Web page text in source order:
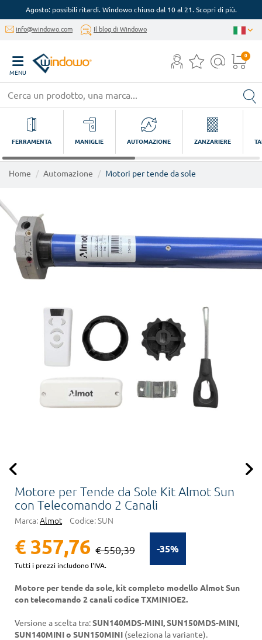
Agosto: possibili ritardi. Windowo chiuso dal 10 al 21. Scopri di più.
info@windowo.com Il blog di Windowo
MENU
0
FERRAMENTA MANIGLIE AUTOMAZIONE ZANZARIERE
Home Automazione Motori per tende da sole
Motore per Tende da Sole Kit Almot Sun
con Telecomando 2 Canali
Marca:Almot Codice:SUN
-35%
€ 357,76 € 550,39
Tutti i prezzi includono l'IVA.
Motore per tende da sole, kit completo modello Almot Sun
con telecomando 2 canali codice TXMINIOE2.
Versione a scelta tra:SUN140MDS-MINI, SUN150MDS-MINI,
SUN140MINI o SUN150MINI (seleziona la variante).